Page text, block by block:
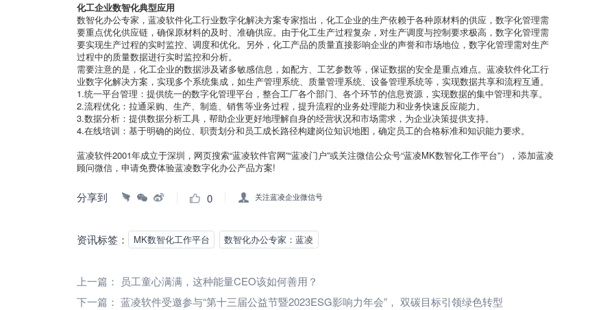
化工企业数智化典型应用
数智化办公专家，蓝凌软件化工行业数字化解决方案专家指出，化工企业的生产依赖于各种原材料的供应，数字化管理需
要重点优化供应链，确保原材料的及时、准确供应。由于化工生产过程复杂，对生产调度与控制要求极高，数字化管理需
要实现生产过程的实时监控、调度和优化。另外，化工产品的质量直接影响企业的声誉和市场地位，数字化管理需对生产
过程中的质量数据进行实时监控和分析。
需要注意的是，化工企业的数据涉及诸多敏感信息，如配方、工艺参数等，保证数据的安全是重点难点。蓝凌软件化工行
业数字化解决方案，实现多个系统集成，如生产管理系统、质量管理系统、设备管理系统等，实现数据共享和流程互通。
1.统一平台管理：提供统一的数字化管理平台，整合工厂各个部门、各个环节的信息资源，实现数据的集中管理和共享。
2.流程优化：拉通采购、生产、制造、销售等业务过程，提升流程的业务处理能力和业务快速反应能力。
3.数据分析：提供数据分析工具，帮助企业更好地理解自身的经营状况和市场需求，为企业决策提供支持。
4.在线培训：基于明确的岗位、职责划分和员工成长路径构建岗位知识地图，确定员工的合格标准和知识能力要求。
蓝凌软件2001年成立于深圳，网页搜索“蓝凌软件官网”“蓝凌门户”或关注微信公众号“蓝凌MK数智化工作平台”），添加蓝凌
顾问微信，申请免费体验蓝凌数字化办公产品方案!
分享到 0 关注蓝凌企业微信号
资讯标签： MK数智化工作平台 数智化办公专家：蓝凌
上一篇：
员工童心满满，这种能量CEO该如何善用？
下一篇： 蓝凌软件受邀参与“第十三届公益节暨2023ESG影响力年会”， 双碳目标引领绿色转型